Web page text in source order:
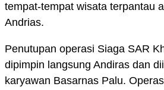
tempat-tempat wisata terpantau
Andrias.
Penutupan operasi Siaga SAR
dipimpin langsung Andiras dan
karyawan Basarnas Palu.